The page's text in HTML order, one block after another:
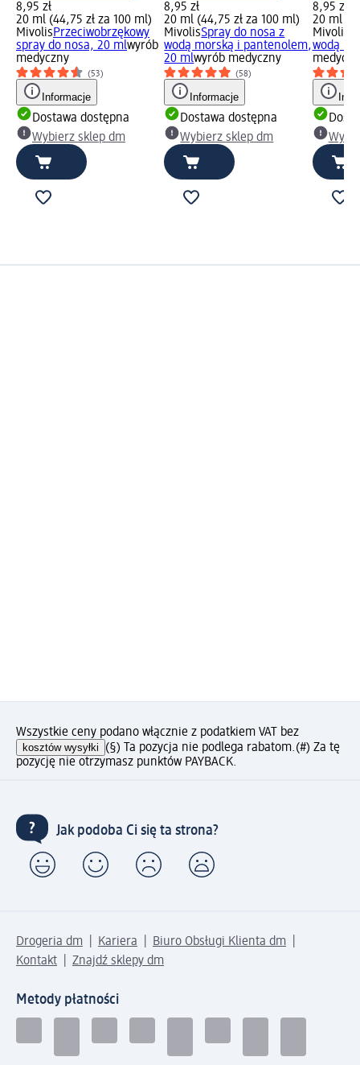
8,95 zł
20 ml (44,75 zł za 100 ml)
MivolisPrzeciwobrzękowy
spray do nosa, 20 mlwyrób
medyczny
(53)
Informacje
Dostawa dostępna
Wybierz sklep dm
8,95 zł
20 ml (44,75 zł za 100 ml)
MivolisSpray do nosa z
wodą morską i pantenolem,
20 mlwyrób medyczny
(58)
Informacje
Dostawa dostępna
Wybierz sklep dm
8,95 zł
20 ml
Mivolis
wodą
Wszystkie ceny podano włącznie z podatkiem VAT bez
kosztów wysyłki (§) Ta pozycja nie podlega rabatom.(#) Za tę
pozycję nie otrzymasz punktów PAYBACK.
Jak podoba Ci się ta strona?
Drogeria dm Kariera
Biuro Obsługi Klienta dm
Kontakt
Znajdź sklepy dm
Metody płatności